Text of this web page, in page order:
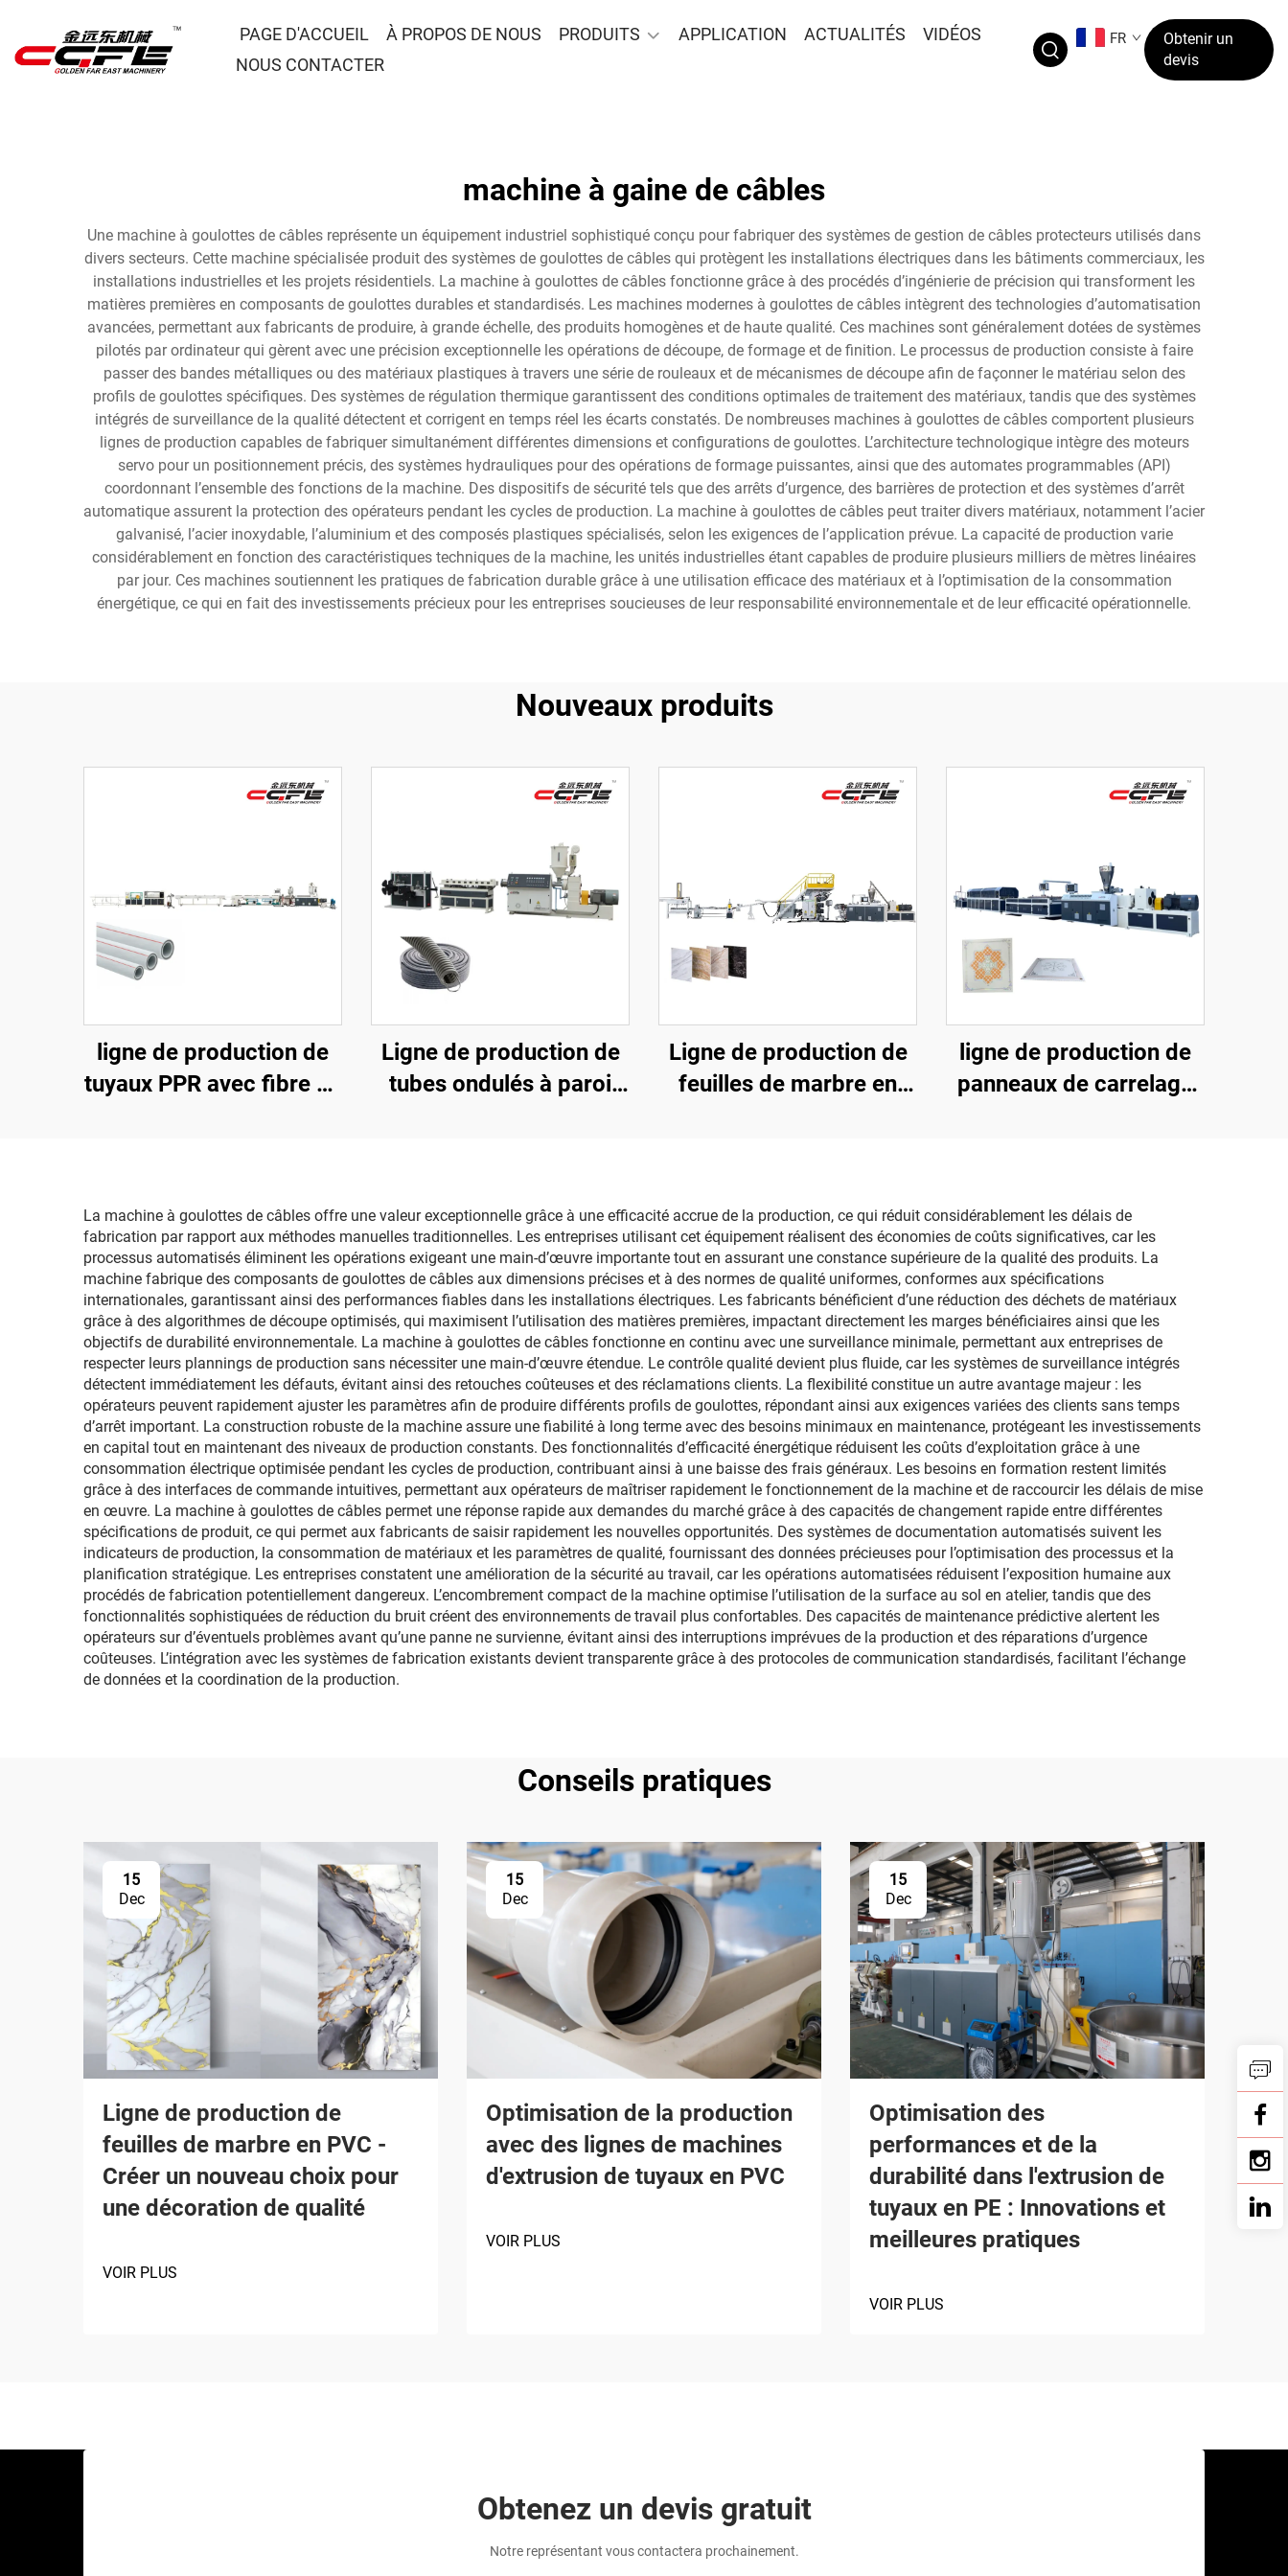
PAGE D'ACCUEIL À PROPOS DE NOUS PRODUITS APPLICATION ACTUALITÉS
VIDÉOS
NOUS CONTACTER
FR
Obtenir un
devis
machine à gaine de câbles
Une machine à goulottes de câbles représente un équipement industriel sophistiqué conçu pour fabriquer des systèmes de gestion de câbles protecteurs utilisés dans
divers secteurs. Cette machine spécialisée produit des systèmes de goulottes de câbles qui protègent les installations électriques dans les bâtiments commerciaux, les
installations industrielles et les projets résidentiels. La machine à goulottes de câbles fonctionne grâce à des procédés d’ingénierie de précision qui transforment les
matières premières en composants de goulottes durables et standardisés. Les machines modernes à goulottes de câbles intègrent des technologies d’automatisation
avancées, permettant aux fabricants de produire, à grande échelle, des produits homogènes et de haute qualité. Ces machines sont généralement dotées de systèmes
pilotés par ordinateur qui gèrent avec une précision exceptionnelle les opérations de découpe, de formage et de finition. Le processus de production consiste à faire
passer des bandes métalliques ou des matériaux plastiques à travers une série de rouleaux et de mécanismes de découpe afin de façonner le matériau selon des
profils de goulottes spécifiques. Des systèmes de régulation thermique garantissent des conditions optimales de traitement des matériaux, tandis que des systèmes
intégrés de surveillance de la qualité détectent et corrigent en temps réel les écarts constatés. De nombreuses machines à goulottes de câbles comportent plusieurs
lignes de production capables de fabriquer simultanément différentes dimensions et configurations de goulottes. L’architecture technologique intègre des moteurs
servo pour un positionnement précis, des systèmes hydrauliques pour des opérations de formage puissantes, ainsi que des automates programmables (API)
coordonnant l’ensemble des fonctions de la machine. Des dispositifs de sécurité tels que des arrêts d’urgence, des barrières de protection et des systèmes d’arrêt
automatique assurent la protection des opérateurs pendant les cycles de production. La machine à goulottes de câbles peut traiter divers matériaux, notamment l’acier
galvanisé, l’acier inoxydable, l’aluminium et des composés plastiques spécialisés, selon les exigences de l’application prévue. La capacité de production varie
considérablement en fonction des caractéristiques techniques de la machine, les unités industrielles étant capables de produire plusieurs milliers de mètres linéaires
par jour. Ces machines soutiennent les pratiques de fabrication durable grâce à une utilisation efficace des matériaux et à l’optimisation de la consommation
énergétique, ce qui en fait des investissements précieux pour les entreprises soucieuses de leur responsabilité environnementale et de leur efficacité opérationnelle.
Nouveaux produits
ligne de production de
tuyaux PPR avec fibre de
Ligne de production de
tubes ondulés à paroi
Ligne de production de
feuilles de marbre en
ligne de production de
panneaux de carrelage
La machine à goulottes de câbles offre une valeur exceptionnelle grâce à une efficacité accrue de la production, ce qui réduit considérablement les délais de
fabrication par rapport aux méthodes manuelles traditionnelles. Les entreprises utilisant cet équipement réalisent des économies de coûts significatives, car les
processus automatisés éliminent les opérations exigeant une main-d’œuvre importante tout en assurant une constance supérieure de la qualité des produits. La
machine fabrique des composants de goulottes de câbles aux dimensions précises et à des normes de qualité uniformes, conformes aux spécifications
internationales, garantissant ainsi des performances fiables dans les installations électriques. Les fabricants bénéficient d’une réduction des déchets de matériaux
grâce à des algorithmes de découpe optimisés, qui maximisent l’utilisation des matières premières, impactant directement les marges bénéficiaires ainsi que les
objectifs de durabilité environnementale. La machine à goulottes de câbles fonctionne en continu avec une surveillance minimale, permettant aux entreprises de
respecter leurs plannings de production sans nécessiter une main-d’œuvre étendue. Le contrôle qualité devient plus fluide, car les systèmes de surveillance intégrés
détectent immédiatement les défauts, évitant ainsi des retouches coûteuses et des réclamations clients. La flexibilité constitue un autre avantage majeur : les
opérateurs peuvent rapidement ajuster les paramètres afin de produire différents profils de goulottes, répondant ainsi aux exigences variées des clients sans temps
d’arrêt important. La construction robuste de la machine assure une fiabilité à long terme avec des besoins minimaux en maintenance, protégeant les investissements
en capital tout en maintenant des niveaux de production constants. Des fonctionnalités d’efficacité énergétique réduisent les coûts d’exploitation grâce à une
consommation électrique optimisée pendant les cycles de production, contribuant ainsi à une baisse des frais généraux. Les besoins en formation restent limités
grâce à des interfaces de commande intuitives, permettant aux opérateurs de maîtriser rapidement le fonctionnement de la machine et de raccourcir les délais de mise
en œuvre. La machine à goulottes de câbles permet une réponse rapide aux demandes du marché grâce à des capacités de changement rapide entre différentes
spécifications de produit, ce qui permet aux fabricants de saisir rapidement les nouvelles opportunités. Des systèmes de documentation automatisés suivent les
indicateurs de production, la consommation de matériaux et les paramètres de qualité, fournissant des données précieuses pour l’optimisation des processus et la
planification stratégique. Les entreprises constatent une amélioration de la sécurité au travail, car les opérations automatisées réduisent l’exposition humaine aux
procédés de fabrication potentiellement dangereux. L’encombrement compact de la machine optimise l’utilisation de la surface au sol en atelier, tandis que des
fonctionnalités sophistiquées de réduction du bruit créent des environnements de travail plus confortables. Des capacités de maintenance prédictive alertent les
opérateurs sur d’éventuels problèmes avant qu’une panne ne survienne, évitant ainsi des interruptions imprévues de la production et des réparations d’urgence
coûteuses. L’intégration avec les systèmes de fabrication existants devient transparente grâce à des protocoles de communication standardisés, facilitant l’échange
de données et la coordination de la production.
Conseils pratiques
15
Dec
Ligne de production de
feuilles de marbre en PVC -
Créer un nouveau choix pour
une décoration de qualité
VOIR PLUS
15
Dec
Optimisation de la production
avec des lignes de machines
d'extrusion de tuyaux en PVC
VOIR PLUS
15
Dec
Optimisation des
performances et de la
durabilité dans l'extrusion de
tuyaux en PE : Innovations et
meilleures pratiques
VOIR PLUS
Obtenez un devis gratuit
Notre représentant vous contactera prochainement.